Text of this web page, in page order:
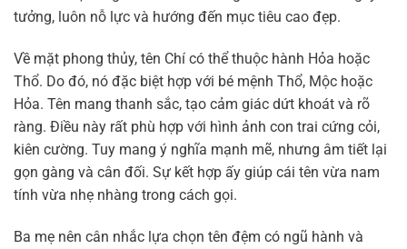
tưởng, luôn nỗ lực và hướng đến mục tiêu cao đẹp.
Về mặt phong thủy, tên Chí có thể thuộc hành Hỏa hoặc
Thổ. Do đó, nó đặc biệt hợp với bé mệnh Thổ, Mộc hoặc
Hỏa. Tên mang thanh sắc, tạo cảm giác dứt khoát và rõ
ràng. Điều này rất phù hợp với hình ảnh con trai cứng cỏi,
kiên cường. Tuy mang ý nghĩa mạnh mẽ, nhưng âm tiết lại
gọn gàng và cân đối. Sự kết hợp ấy giúp cái tên vừa nam
tính vừa nhẹ nhàng trong cách gọi.
Ba mẹ nên cân nhắc lựa chọn tên đệm có ngũ hành và